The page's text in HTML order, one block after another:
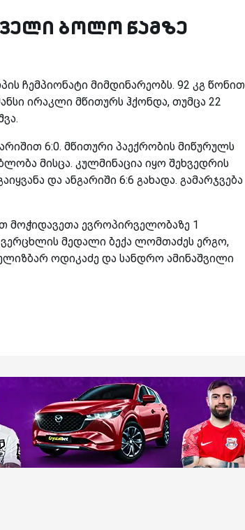
ბოლო წამზე
ჩემპიონატი მიმდინარეობს. 92 კგ წონით
ირაკლი მწითურს ჰქონდა, თუმცა 22
6:0. მწითური პაექრობის მიწურულს
მისცა. კულმინაცია იყო შეხვედრის
და ანგარიში 6:6 გახადა. გამარჯვება
მოჭიდავეთა ევროპირველობაზე 1
მედალი ბექა ლომთაძეს ერგო,
ოდიკაძე და სანდრო ამინაშვილი